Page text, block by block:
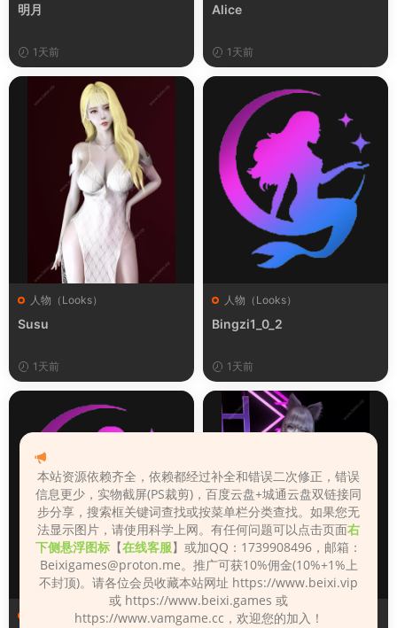
明月
1天前
Alice
1天前
人物（Looks）
Susu
1天前
人物（Looks）
Bingzi1_0_2
1天前
人物（Looks） 人物（Looks）
本站资源依赖齐全，依赖都经过补全和错误二次修正，错误
信息更少，实物截屏(PS裁剪)，百度云盘+城通云盘双链接同
步分享，搜索框关键词查找或按菜单栏分类查找。如果您无
法显示图片，请使用科学上网。有任何问题可以点击页面右
下侧悬浮图标 【在线客服】或加QQ：1739908496，邮箱：
Beixigames@proton.me。推广可获10%佣金(10%+1%上
不封顶)。请各位会员收藏本站网址 https://www.beixi.vip
或 https://www.beixi.games 或
https://www.vamgame.cc，欢迎您的加入！